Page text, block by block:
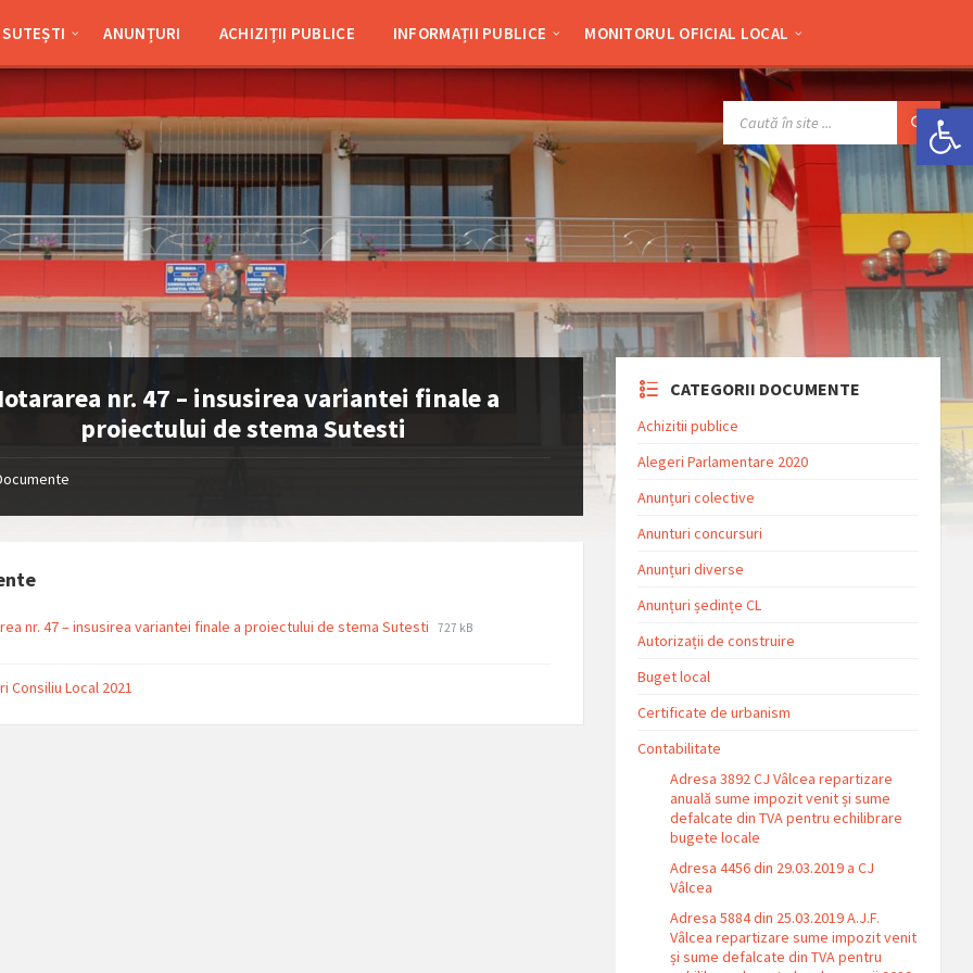
Deschide bara de unelte
ANUNȚURI ACHIZIȚII PUBLICE INFORMAȚII PUBLICE MONITORUL OFICIAL LOCAL
nr. 47 – insusirea variantei finale a
proiectului de stema Sutesti
nr. 47 – insusirea variantei finale a proiectului de stema Sutesti File
File
727 kB
Consiliu Local 2021
CATEGORII DOCUMENTE
Achizitii publice
Alegeri Parlamentare 2020
Anunțuri colective
Anunturi concursuri
Anunțuri diverse
Anunțuri ședințe CL
Autorizații de construire
Buget local
Certificate de urbanism
Contabilitate
Adresa 3892 CJ Vâlcea repartizare
anuală sume impozit venit și sume
defalcate din TVA pentru echilibrare
bugete locale
Adresa 4456 din 29.03.2019 a CJ
Vâlcea
Adresa 5884 din 25.03.2019 A.J.F.
Vâlcea repartizare sume impozit venit
și sume defalcate din TVA pentru